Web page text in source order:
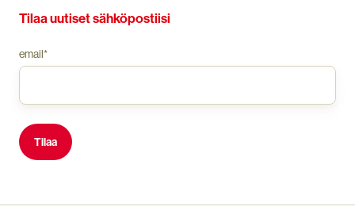
Tilaa uutiset sähköpostiisi
email*